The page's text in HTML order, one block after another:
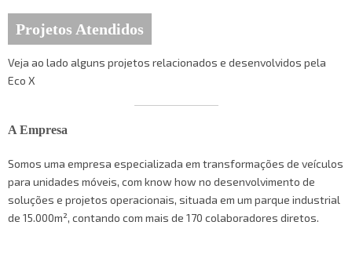
Projetos Atendidos
Veja ao lado alguns projetos relacionados e desenvolvidos pela
Eco X
A Empresa
Somos uma empresa especializada em transformações de veículos
para unidades móveis, com know how no desenvolvimento de
soluções e projetos operacionais, situada em um parque industrial
de 15.000m², contando com mais de 170 colaboradores diretos.